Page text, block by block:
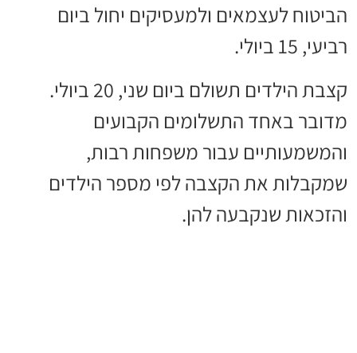
הביטוח לעצמאים ולמעסיקים יחול ביום
רביעי, 15 ביולי.
קצבת הילדים תשולם ביום שני, 20 ביולי.
מדובר באחד התשלומים הקבועים
והמשמעותיים עבור משפחות רבות,
שמקבלות את הקצבה לפי מספר הילדים
והזכאות שנקבעה להן.